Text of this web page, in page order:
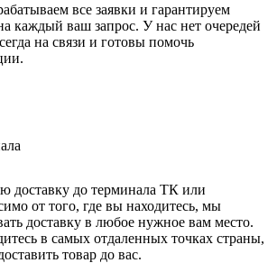
все заявки и гарантируем
каждый ваш запрос. У нас нет очередей
на связи и готовы помочь
доставку до терминала ТК или
от того, где вы находитесь, мы
доставку в любое нужное вам место.
в самых отдаленных точках страны,
товар до вас.